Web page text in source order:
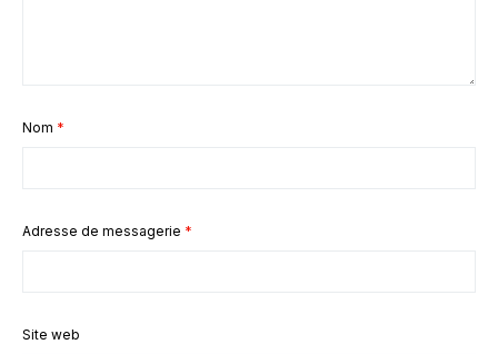
Nom *
Adresse de messagerie *
Site web